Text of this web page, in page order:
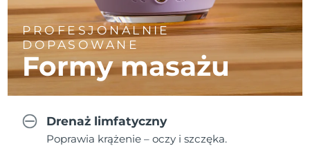
PROFESJONALNIE
DOPASOWANE
Formy masażu
Drenaż limfatyczny
Poprawia krążenie – oczy i szczęka.